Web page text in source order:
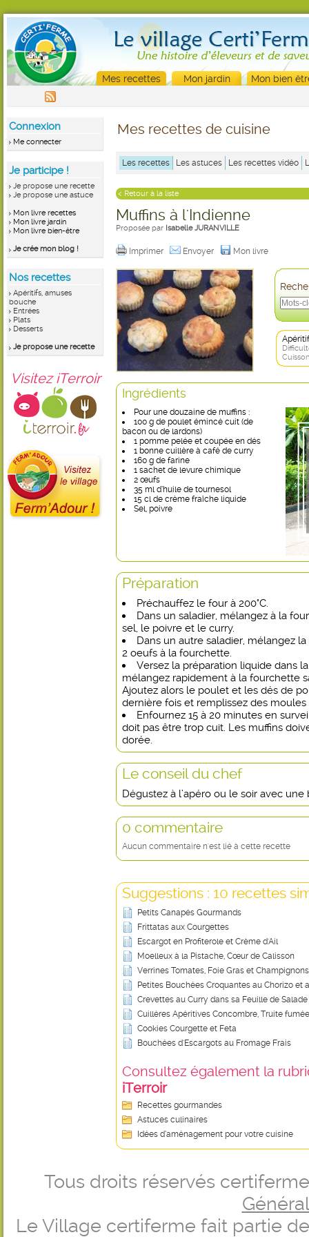
Mes recettes Mon jardin Mon bien
Connexion
Me connecter
Je participe !
Je propose une recette
Je propose une astuce
Mon livre recettes
Mon livre jardin
Mon livre bien-être
Je crée mon blog !
Nos recettes
Apéritifs, amuses
bouche
Entrées
Plats
Desserts
Je propose une recette
Visitez iTerroir
Mes recettes de cuisine
Les recettes Les astuces Les recettes vidéo
< Retour à la liste
Muffins à l'Indienne
Proposée par Isabelle JURANVILLE
Imprimer Envoyer Mon livre
Ingrédients
Pour une douzaine de muffins :
100 g de poulet émincé cuit (de
bacon ou de lardons)
1 pomme pelée et coupée en dés
1 bonne cuillère à café de curry
160 g de farine
1 sachet de levure chimique
2 œufs
35 ml d’huile de tournesol
15 cl de crème fraîche liquide
Sel, poivre
Préparation
Préchauffez le four à 200°C.
Dans un saladier, mélangez à la
sel, le poivre et le curry.
Dans un autre saladier, mélangez
2 oeufs à la fourchette.
Versez la préparation liquide dans
mélangez rapidement à la fourchette
Ajoutez alors le poulet et les dés de
dernière fois et remplissez des
Enfournez 15 à 20 minutes en
doit pas être trop cuit. Les muffins
dorée.
Le conseil du chef
Dégustez à l’apéro ou le soir avec une
0 commentaire
Aucun commentaire n'est lié à cette recette
Suggestions : 10 recettes
Petits Canapés Gourmands
Frittatas aux Courgettes
Escargot en Profiterole et Crème d'Ail
Moelleux à la Pistache, Cœur de Calisson
Verrines Tomates, Foie Gras et Champignons
Petites Bouchées Croquantes au Chorizo et
Crevettes au Curry dans sa Feuille de Salade
Cuillères Apéritives Concombre, Truite
Cookies Courgette et Feta
Bouchées d'Escargots au Fromage Frais
Consultez également la
iTerroir
Recettes gourmandes
Astuces culinaires
Idées d’aménagement pour votre cuisine
Tous droits réservés
Le Village certiferme fait partie